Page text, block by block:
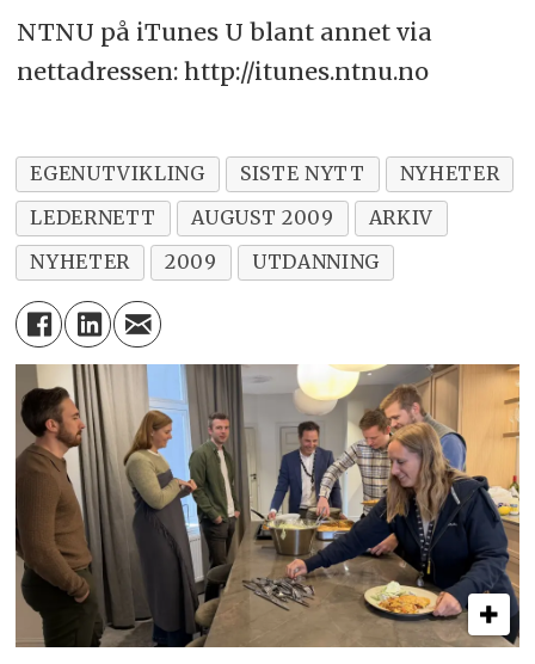
NTNU på iTunes U blant annet via
nettadressen: http://itunes.ntnu.no
EGENUTVIKLING SISTE NYTT
NYHETER
LEDERNETT
AUGUST 2009
ARKIV
NYHETER
2009 UTDANNING